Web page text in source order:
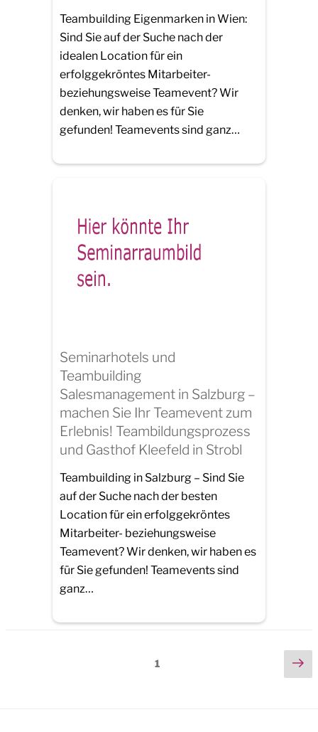
Teambuilding Eigenmarken in Wien:
Sind Sie auf der Suche nach der
idealen Location für ein
erfolggekröntes Mitarbeiter-
beziehungsweise Teamevent? Wir
denken, wir haben es für Sie
gefunden! Teamevents sind ganz…
Seminarhotels und
Teambuilding
Salesmanagement in Salzburg –
machen Sie Ihr Teamevent zum
Erlebnis! Teambildungsprozess
und Gasthof Kleefeld in Strobl
Teambuilding in Salzburg – Sind Sie
auf der Suche nach der besten
Location für ein erfolggekröntes
Mitarbeiter- beziehungsweise
Teamevent? Wir denken, wir haben es
für Sie gefunden! Teamevents sind
ganz…
Page1